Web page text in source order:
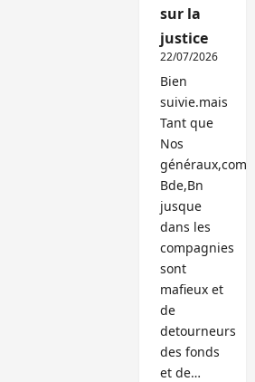
sur la
justice
22/07/2026
Bien
suivie.mais
Tant que
Nos
généraux,com
Bde,Bn
jusque
dans les
compagnies
sont
mafieux et
de
detourneurs
des fonds
et de…